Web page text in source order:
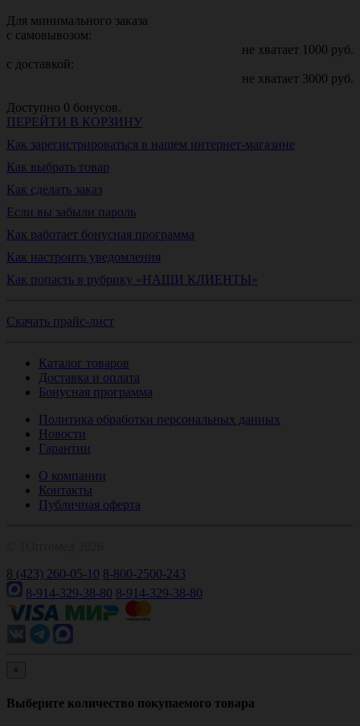
Для минимального заказа
с самовывозом:
не хватает 1000 руб.
с доставкой:
не хватает 3000 руб.
Доступно 0 бонусов.
ПЕРЕЙТИ В КОРЗИНУ
Как зарегистрироваться в нашем интернет-магазине
Как выбрать товар
Как сделать заказ
Если вы забыли пароль
Как работает бонусная программа
Как настроить уведомления
Как попасть в рубрику «НАШИ КЛИЕНТЫ»
Скачать прайс-лист
Каталог товаров
Доставка и оплата
Бонусная программа
Политика обработки персональных данных
Новости
Гарантии
О компании
Контакты
Публичная оферта
8 (423) 260-05-10 8-800-2500-243
8-914-329-38-80 8-914-329-38-80
×
Выберите количество покупаемого товара